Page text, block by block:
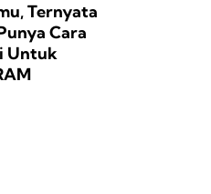
Ternyata
Cara
Untuk